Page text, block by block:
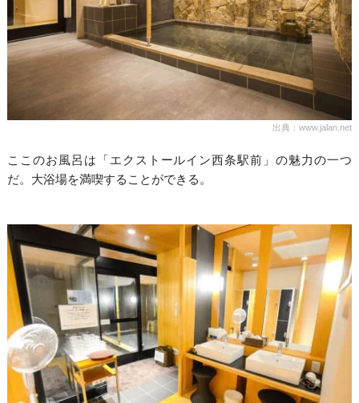
出典：www.jalan.net
ここのお風呂は「エクストールイン西条駅前」の魅力の一つ
だ。大浴場を満喫することができる。